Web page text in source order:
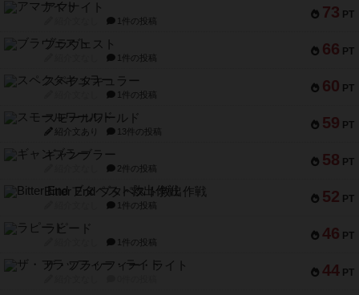
73 PT
アマナイト
1件の投稿
66 PT
ブラヴェスト
1件の投稿
60 PT
スペクタキュラー
1件の投稿
59 PT
スモールワールド
紹介文あり 13件の投稿
58 PT
ギャンブラー
2件の投稿
52 PT
Bitter End ブタペスト救出作戦
1件の投稿
46 PT
ラピード
1件の投稿
44 PT
ザ・フラッフィー・ライト